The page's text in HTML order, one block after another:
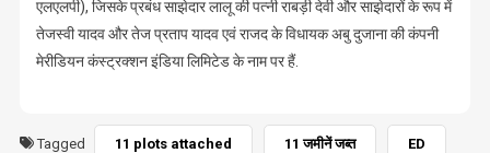
एलएलपी), जिसके प्रबंध साझेदार लालू की पत्नी राबड़ी देवी और साझेदारों के रूप में
तेजस्वी यादव और तेज प्रताप यादव एवं राजद के विधायक अबु दुजाना की कंपनी
मेरीडियन कंस्ट्रक्शन इंडिया लिमिटेड के नाम पर हैं.
Tagged 11 plots attached 11 जमीनें जब्त ED